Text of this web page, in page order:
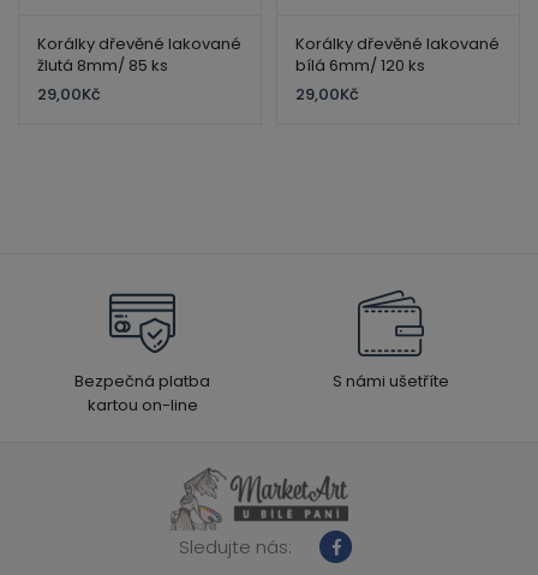
Korálky dřevěné lakované
žlutá 8mm/ 85 ks
29,00Kč
Korálky dřevěné lakované
bílá 6mm/ 120 ks
29,00Kč
Bezpečná platba
kartou on-line
S námi ušetříte
Sledujte nás: